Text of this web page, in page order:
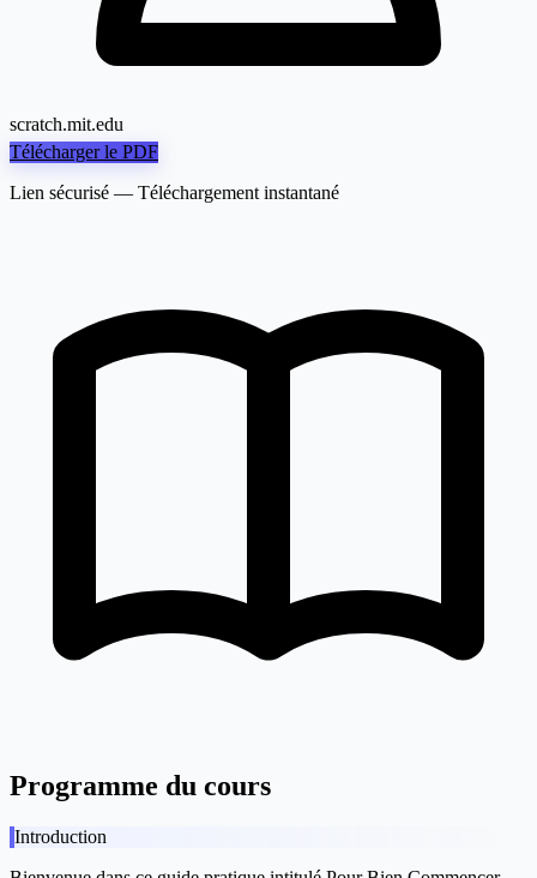
scratch.mit.edu
Télécharger le PDF
Lien sécurisé — Téléchargement instantané
Programme du cours
Introduction